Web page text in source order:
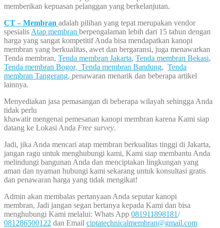
memberikan kepuasan pelanggan yang berkelanjutan.
CT – Membran adalah pilihan yang tepat merupakan vendor
spesialisAtap membran berpengalaman lebih dari 15 tahun dengan
harga yang sangat kompetitif Anda bisa mendapatkan kanopi
membran yang berkualitas, awet dan bergaransi, juga menawarkan
Tenda membran, Tenda membran Jakarta, Tenda membran Bekasi,
Tenda membran Bogor, Tenda membran Bandung, Tenda
membran Tangerang, penawaran menarik dan beberapa artikel
lainnya.
Menyediakan jasa pemasangan di beberapa wilayah sehingga Anda
tidak perlu
khawatir mengenai pemesanan kanopi membran karena Kami siap
datang ke Lokasi Anda Free survey.
Jadi, jika Anda mencari atap membran berkualitas tinggi di Jakarta,
jangan ragu untuk menghubungi kami, Kami siap membantu Anda
melindungi bangunan Anda dan menciptakan lingkungan yang
aman dan nyaman hubungi kami sekarang untuk konsultasi gratis
dan penawaran harga yang tidak mengikat!
Admin akan membalas pertanyaan Anda seputar kanopi
membran, Jadi jangan segan bertanya kepada Kami dan bisa
menghubungi Kami melalui: Whats App 081911898181/
081286500122 dan Email ciptatechnicalmembran@gmail.com